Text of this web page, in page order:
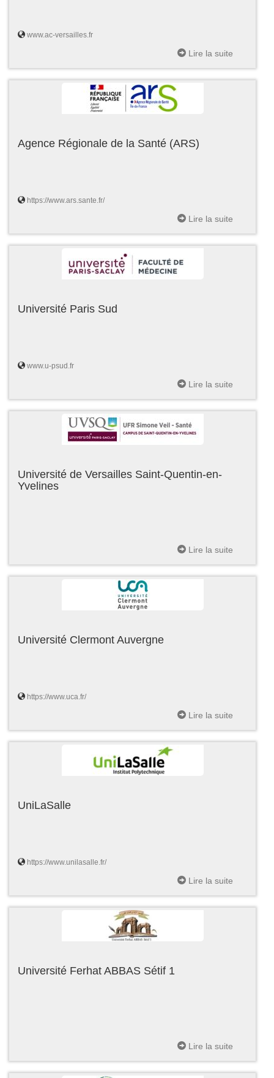
www.ac-versailles.fr
Lire la suite
Agence Régionale de la Santé (ARS)
https://www.ars.sante.fr/
Lire la suite
Université Paris Sud
www.u-psud.fr
Lire la suite
Université de Versailles Saint-Quentin-en-
Yvelines
Lire la suite
Université Clermont Auvergne
https://www.uca.fr/
Lire la suite
UniLaSalle
https://www.unilasalle.fr/
Lire la suite
Université Ferhat ABBAS Sétif 1
Lire la suite